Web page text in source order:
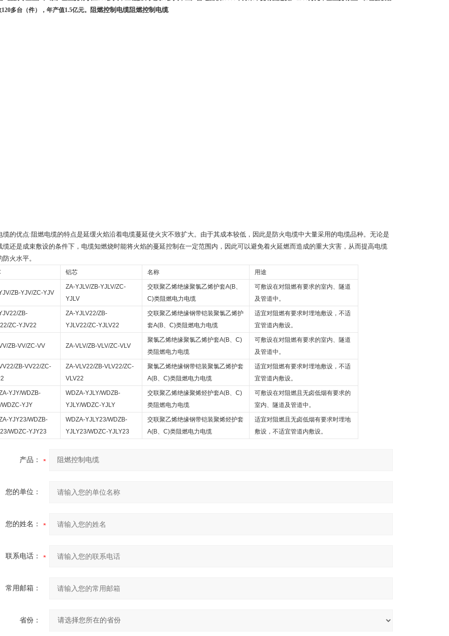
120多台（件），年产值1.5亿元。 阻燃控制电缆阻燃控制电缆
缆的优点:阻燃电缆的特点是延缓火焰沿着电缆蔓延使火灾不致扩大。由于其成本较低，因此是防火电缆中大量采用的电缆品种。无论是
缆还是成束敷设的条件下，电缆知燃烧时能将火焰的蔓延控制在一定范围内，因此可以避免着火延燃而造成的重大灾害，从而提高电缆
防火水平。
铝芯 名称 用途
ZB-YJV/ZC-YJV
ZA-YJLV/ZB-YJLV/ZC-
YJLV
交联聚乙烯绝缘聚氯乙烯护套A(B、
C)类阻燃电力电缆
可敷设在对阻燃有要求的室内、隧道
及管道中。
ZB-
ZC-YJV22
ZA-YJLV22/ZB-
YJLV22/ZC-YJLV22
交联聚乙烯绝缘钢带铠装聚氯乙烯护
套A(B、 C)类阻燃电力电缆
适宜对阻燃有要求时埋地敷设，不适
宜管道内敷设。
ZB-VV/ZC-VV ZA-VLV/ZB-VLV/ZC-VLV
聚氯乙烯绝缘聚氯乙烯护套A(B、 C)
类阻燃电力电缆
可敷设在对阻燃有要求的室内、隧道
及管道中。
ZB-VV22/ZC-
ZA-VLV22/ZB-VLV22/ZC-
VLV22
聚氯乙烯绝缘钢带铠装聚氯乙烯护套
A(B、 C)类阻燃电力电缆
适宜对阻燃有要求时埋地敷设，不适
宜管道内敷设。
YJY/WDZB-
WDZC-YJY
WDZA-YJLY/WDZB-
YJLY/WDZC-YJLY
交联聚乙烯绝缘聚烯烃护套A(B、 C)
类阻燃电力电缆
可敷设在对阻燃且无卤低烟有要求的
室内、隧道及管道中。
YJY23/WDZB-
WDZC-YJY23
WDZA-YJLY23/WDZB-
YJLY23/WDZC-YJLY23
交联聚乙烯绝缘钢带铠装聚烯烃护套
A(B、 C)类阻燃电力电缆
适宜对阻燃且无卤低烟有要求时埋地
敷设，不适宜管道内敷设。
产品：
您的单位：
您的姓名：
联系电话：
常用邮箱：
省份：